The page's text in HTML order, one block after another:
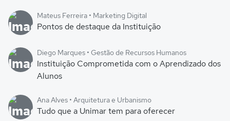
Mateus Ferreira • Marketing Digital
Pontos de destaque da Instituição
Diego Marques • Gestão de Recursos Humanos
Instituição Comprometida com o Aprendizado dos
Alunos
Ana Alves • Arquitetura e Urbanismo
Tudo que a Unimar tem para oferecer